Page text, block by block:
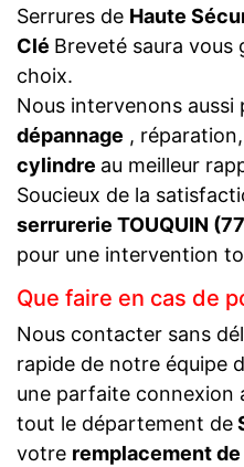
Serrures de Haute
Clé Breveté saura vous
choix.
Nous intervenons
dépannage , réparation,
cylindre au meilleur
Soucieux de la
serrurerie TOUQUIN
pour une intervention
Que faire en cas de
Nous contacter sans
rapide de notre équipe
une parfaite connexion
tout le département de
votre remplacement